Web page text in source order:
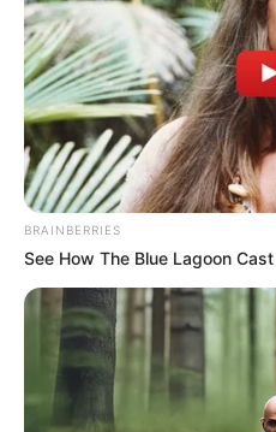
Ο Ευριπίδης
Αναθεώρησης
Ο
BRAINBERRIES
See How The Blue Lagoon